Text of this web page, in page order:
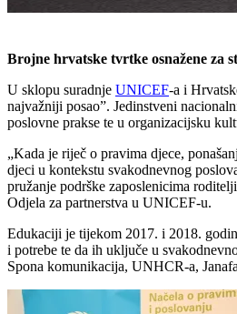
Brojne hrvatske tvrtke osnažene za
U sklopu suradnje UNICEF-a i
najvažniji posao”. Jedinstveni
poslovne prakse te u organizacijsku
„Kada je riječ o pravima djece,
djeci u kontekstu svakodnevnog
pružanje podrške zaposlenicima
Odjela za partnerstva u UNICEF-u.
Edukaciji je tijekom 2017. i 2018.
i potrebe te da ih uključe u
Spona komunikacija, UNHCR-a,